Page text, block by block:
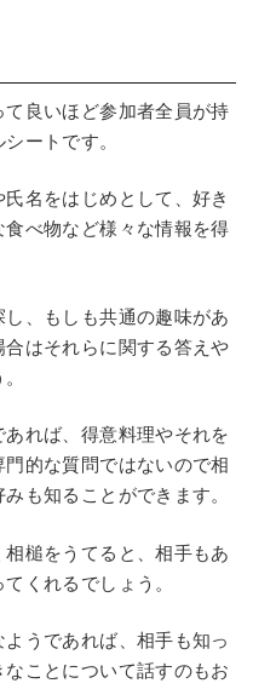
良いほど参加者全員が持
ートです。
名をはじめとして、好き
べ物など様々な情報を得
、もしも共通の趣味があ
はそれらに関する答えや
れば、得意料理やそれを
的な質問ではないので相
も知ることができます。
槌をうてると、相手もあ
くれるでしょう。
うであれば、相手も知っ
ことについて話すのもお